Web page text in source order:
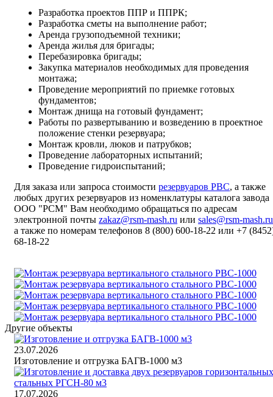
Разработка проектов ППР и ППРК;
Разработка сметы на выполнение работ;
Аренда грузоподъемной техники;
Аренда жилья для бригады;
Перебазировка бригады;
Закупка материалов необходимых для проведения
монтажа;
Проведение мероприятий по приемке готовых
фундаментов;
Монтаж днища на готовый фундамент;
Работы по развертыванию и возведению в проектное
положение стенки резервуара;
Монтаж кровли, люков и патрубков;
Проведение лабораторных испытаний;
Проведение гидроиспытаний;
Для заказа или запроса стоимости резервуаров РВС, а также
любых других резервуаров из номенклатуры каталога завода
ООО "РСМ" Вам необходимо обращаться по адресам
электронной почты zakaz@rsm-mash.ru или sales@rsm-mash.ru
а также по номерам телефонов 8 (800) 600-18-22 или +7
68-18-22
Другие объекты
23.07.2026
Изготовление и отгрузка БАГВ-1000 м3
17.07.2026